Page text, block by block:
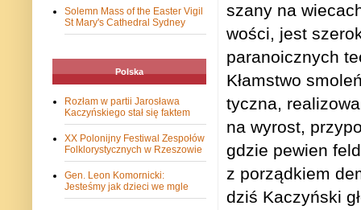
szany na
wo­ści, jest
para­no­icz­nych
Kłam­stwo
tyczna,
na wyrost,
gdzie pewien
z porząd­kiem
dziś Kaczyń­ski
Solemn Mass of the Easter Vigil
St Mary's Cathedral Sydney
Polska
Rozłam w partii Jarosława
Kaczyńskiego stał się faktem
XX Polonijny Festiwal Zespołów
Folklorystycznych w Rzeszowie
Gen. Leon Komornicki:
Jesteśmy jak dzieci we mgle